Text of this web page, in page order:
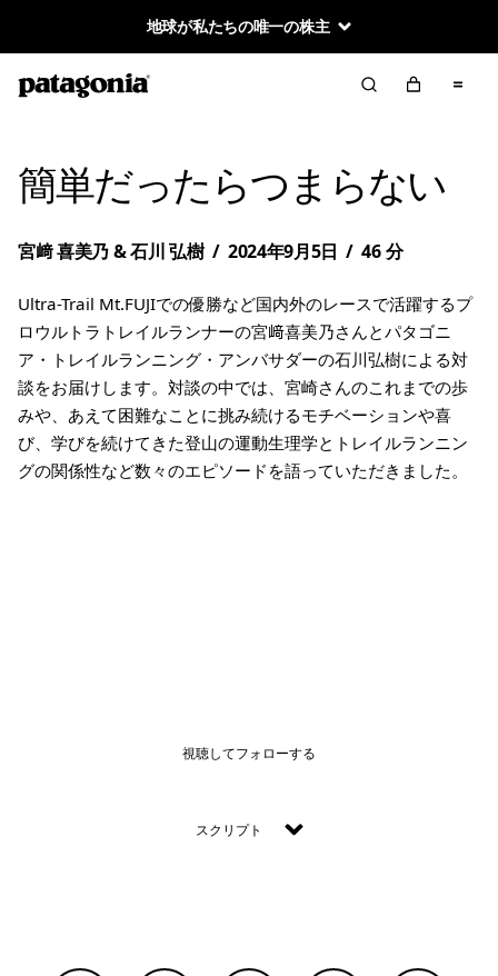
地球が私たちの唯一の株主
簡単だったらつまらない
宮﨑 喜美乃 & 石川 弘樹 / 2024年9月5日 / 46 分
Ultra-Trail Mt.FUJIでの優勝など国内外のレースで活躍するプ
ロウルトラトレイルランナーの宮﨑喜美乃さんとパタゴニ
ア・トレイルランニング・アンバサダーの石川弘樹による対
談をお届けします。対談の中では、宮崎さんのこれまでの歩
みや、あえて困難なことに挑み続けるモチベーションや喜
び、学びを続けてきた登山の運動生理学とトレイルランニン
グの関係性など数々のエピソードを語っていただきました。
視聴してフォローする
スクリプト